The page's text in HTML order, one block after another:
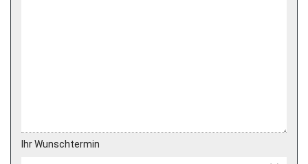
Ihr Wunschtermin